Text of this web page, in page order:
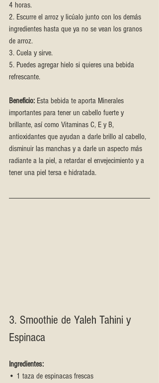
4 horas.
2. Escurre el arroz y licúalo junto con los demás
ingredientes hasta que ya no se vean los granos
de arroz.
3. Cuela y sirve.
5. Puedes agregar hielo si quieres una bebida
refrescante.
Beneficio: Esta bebida te aporta Minerales
importantes para tener un cabello fuerte y
brillante, así como Vitaminas C, E y B,
antioxidantes que ayudan a darle brillo al cabello,
disminuir las manchas y a darle un aspecto más
radiante a la piel, a retardar el envejecimiento y a
tener una piel tersa e hidratada.
3. Smoothie de Yaleh Tahini y
Espinaca
Ingredientes:
• 1 taza de espinacas frescas